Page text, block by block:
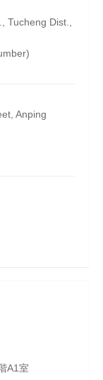
Tucheng Dist.,
Anping
A1室